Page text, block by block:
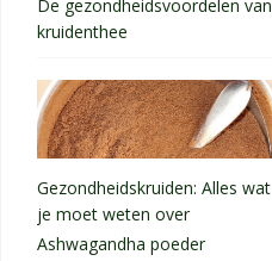
De gezondheidsvoordelen van
kruidenthee
Gezondheidskruiden: Alles wat
je moet weten over
Ashwagandha poeder